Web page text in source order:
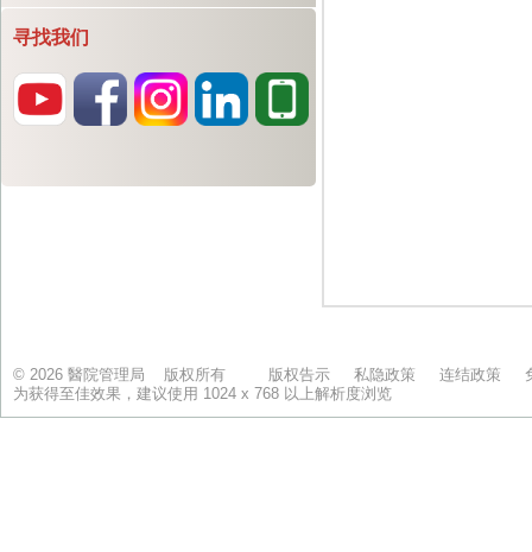
寻找我们
© 2026 醫院管理局 版权所有 版权告示 私隐政策 连结政策
为获得至佳效果，建议使用 1024 x 768 以上解析度浏览